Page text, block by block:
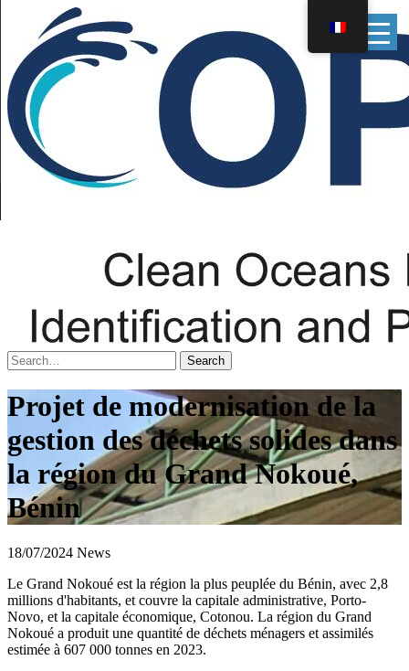
Projet de modernisation de la
gestion des déchets solides dans
la région du Grand Nokoué,
Bénin
18/07/2024 News
Le Grand Nokoué est la région la plus peuplée du Bénin, avec 2,8
millions d'habitants, et couvre la capitale administrative, Porto-
Novo, et la capitale économique, Cotonou. La région du Grand
Nokoué a produit une quantité de déchets ménagers et assimilés
estimée à 607 000 tonnes en 2023.
▲